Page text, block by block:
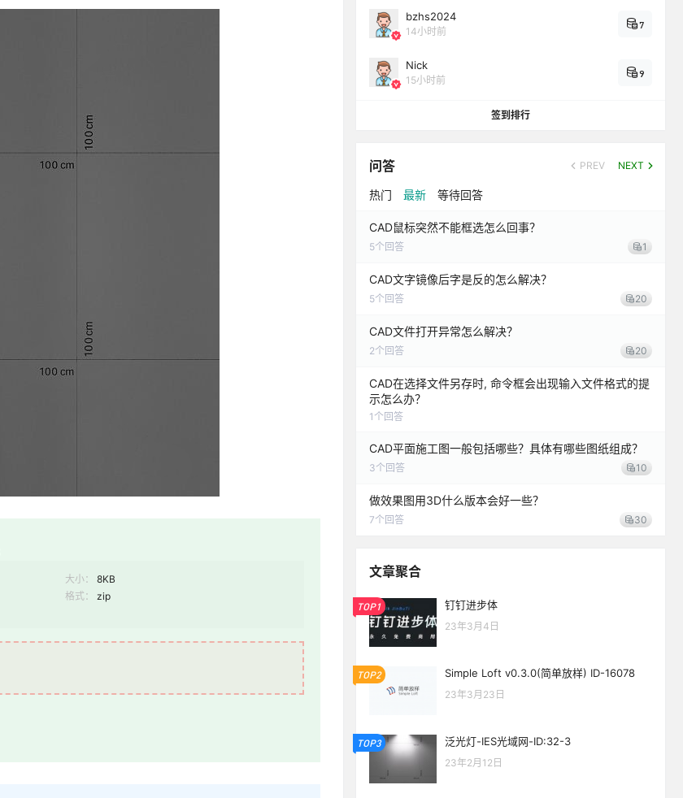
大小：
8KB
格式：
zip
bzhs2024
14小时前
7
Nick
15小时前
9
签到排行
问答 PREV NEXT
热门 最新 等待回答
CAD鼠标突然不能框选怎么回事？
5个回答 1
CAD文字镜像后字是反的怎么解决？
5个回答 20
CAD文件打开异常怎么解决？
2个回答 20
CAD在选择文件另存时, 命令框会出现输入文件格式的提
示怎么办？
1 个回答
CAD平面施工图一般包括哪些？具体有哪些图纸组成？
3个回答 10
做效果图用3D什么版本会好一些？
7个回答 30
文章聚合
TOP1 钉钉进步体
23年3月4日
TOP2 Simple Loft v0.3.0(简单放样) ID-16078
23年3月23日
TOP3 泛光灯-IES光域网-ID:32-3
23年2月12日